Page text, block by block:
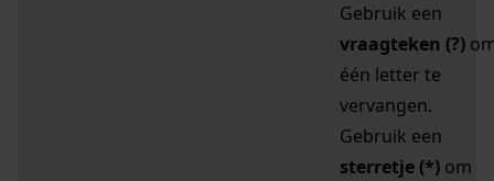
Gebruik een
vraagteken (?)
één letter te
vervangen.
Gebruik een
sterretje (*) om